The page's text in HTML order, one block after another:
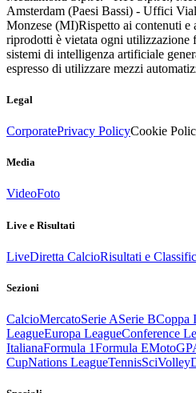
Amsterdam (Paesi Bassi) - Uffici
Monzese (MI)Rispetto ai contenuti e
riprodotti è vietata ogni utilizzazione
sistemi di intelligenza artificiale
espresso di utilizzare mezzi
Legal
CorporatePrivacy PolicyCookie
Media
VideoFoto
Live e Risultati
LiveDiretta CalcioRisultati e
Sezioni
CalcioMercatoSerie ASerie BCoppa
LeagueEuropa LeagueConference
ItalianaFormula 1Formula EMotoGP
CupNations LeagueTennisSciVolley